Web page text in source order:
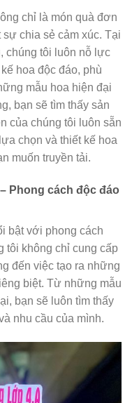
chỉ là món quà đơn
chia sẻ cảm xúc. Tại
chúng tôi luôn nỗ lực
hoa độc đáo, phù
mẫu hoa hiện đại
bạn sẽ tìm thấy sản
của chúng tôi luôn sẵn
chọn và thiết kế hoa
muốn truyền tải.
Phong cách độc đáo
bật với phong cách
tôi không chỉ cung cấp
đến việc tạo ra những
biệt. Từ những mẫu
bạn sẽ luôn tìm thấy
nhu cầu của mình.